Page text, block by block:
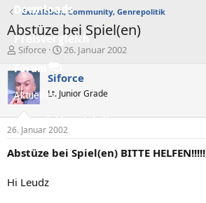
Downloads
Preisvergleich
Forum
Aktuelles
Empfohlene Inhalte
Extraleben, Community, Genrepolitik
Abstüze bei Spiel(en)
E
r
s
t
e
e
r
Siforce
E
s
e
l
t
a
26. Januar 2002
Siforce
Lt. Junior Grade
26. Januar 2002
Abstüze bei Spiel(en) BITTE HELFEN!!!!!
Hi Leudz